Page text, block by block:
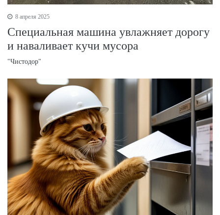
8 апреля 2025
Специальная машина увлажняет дорогу
и наваливает кучи мусора
"Чистодор"